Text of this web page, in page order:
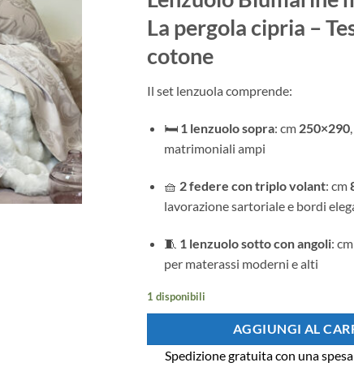
La pergola cipria –
cotone
Il set lenzuola comprende:
🛏️ 1 lenzuolo sopra: cm 250×290
matrimoniali ampi
🧺 2 federe con triplo volant: cm
lavorazione sartoriale e bordi
🧵 1 lenzuolo sotto con angoli: cm
per materassi moderni e alti
1 disponibili
AGGIUNGI AL
Spedizione gratuita con una